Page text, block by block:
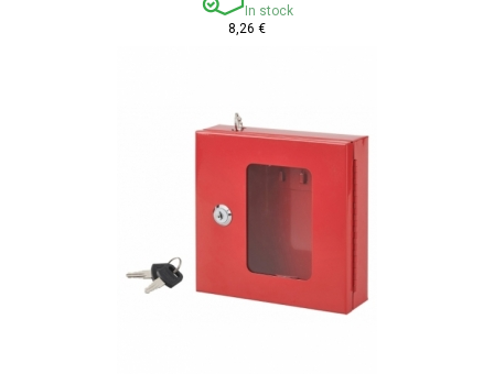
In stock
8,26 €